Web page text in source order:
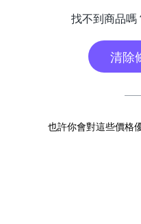
找不到商品嗎
清除
也許你會對這些價格